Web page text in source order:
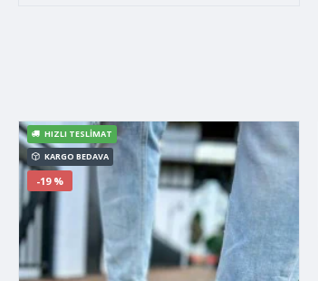
KARGO BEDAVA
HIZLI TESLIMAT
-19 %